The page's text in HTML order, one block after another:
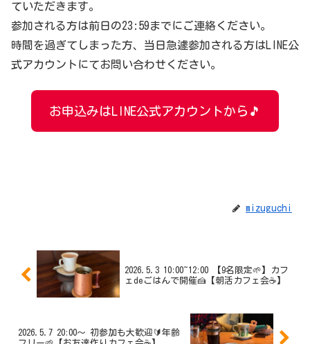
ていただきます。
参加される方は前日の23:59までにご連絡ください。
時間を過ぎてしまった方、当日急遽参加される方はLINE公
式アカウントにてお問い合わせください。
お申込みはLINE公式アカウントから🎵
mizuguchi
2026.5.3 10:00~12:00 【9名限定🌱】カフ
ェdeごはんで開催🍰【朝活カフェ会☕】
2026.5.7 20:00〜 初参加も大歓迎🔰年齢